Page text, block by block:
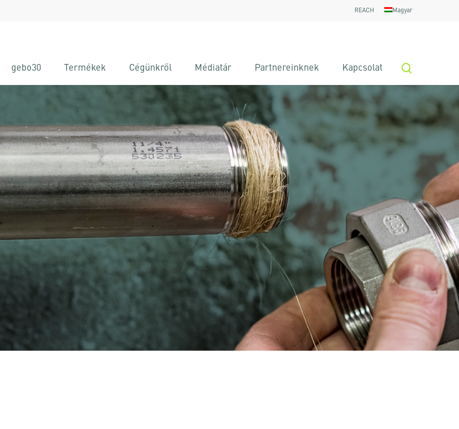
REACH Magyar
gebo30 Termékek Cégünkről Médiatár Partnereinknek Kapcsolat